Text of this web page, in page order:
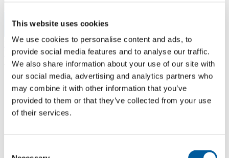
This website uses cookies
We use cookies to personalise content and ads, to
provide social media features and to analyse our traffic.
We also share information about your use of our site with
our social media, advertising and analytics partners who
may combine it with other information that you’ve
provided to them or that they’ve collected from your use
of their services.
Menu
Domů
Prodejní místa/
Jimes - Jiří Městecký
Jimes - Jiří Městecký